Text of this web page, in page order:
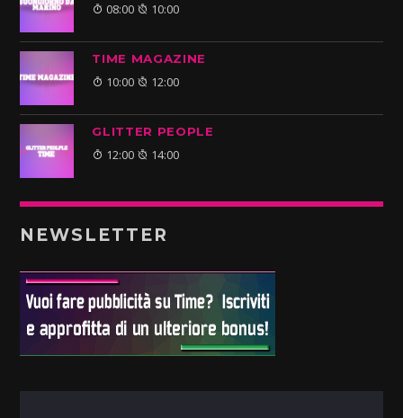
08:00 10:00
TIME MAGAZINE
10:00 12:00
GLITTER PEOPLE
12:00 14:00
NEWSLETTER